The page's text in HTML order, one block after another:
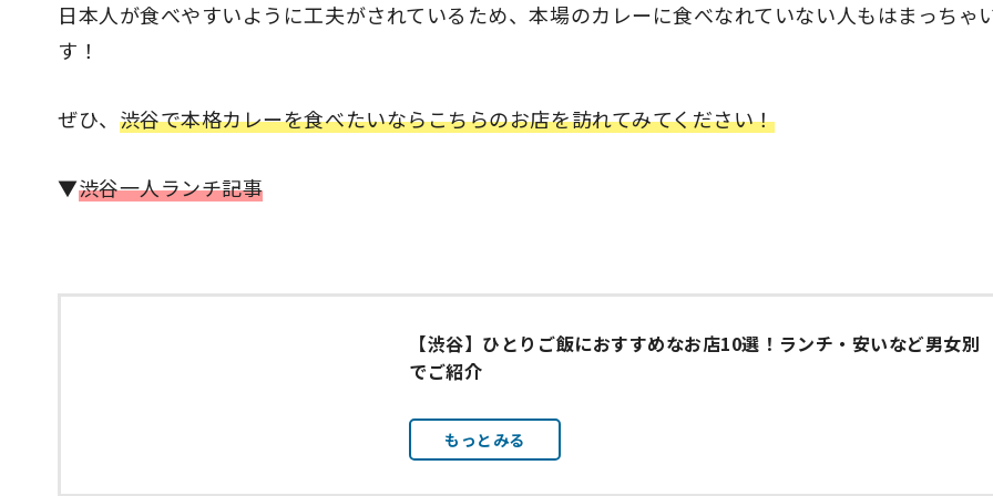
日本人が食べやすいように工夫がされているため、本場のカレーに食べなれていない人もはまっちゃ
す！
ぜひ、 渋谷で本格カレーを食べたいならこちらのお店を訪れてみてください！
▼渋谷一人ランチ記事
【渋谷】ひとりご飯におすすめなお店10選！ランチ・安いなど男女別
でご紹介
もっとみる